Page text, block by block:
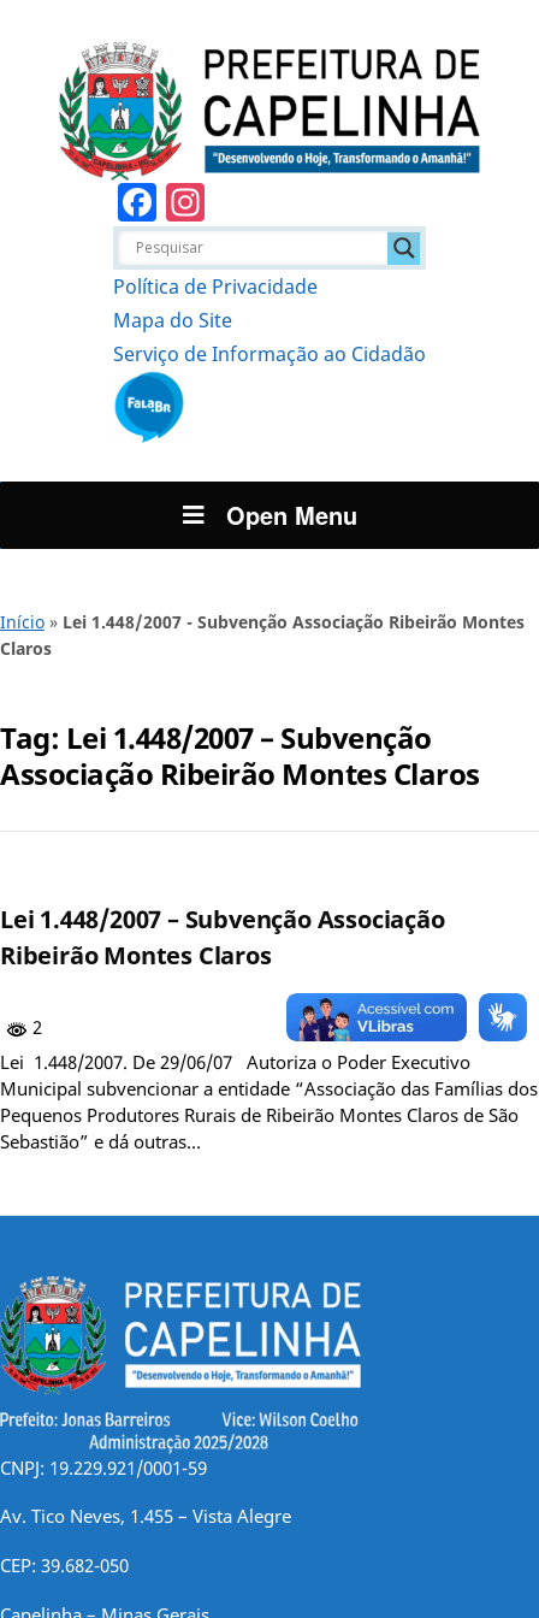
Facebook
Política de Privacidade
Mapa do Site
Serviço de Informação ao Cidadão
Open Menu
Início » Lei 1.448/2007 - Subvenção Associação Ribeirão Montes
Claros
Tag: Lei 1.448/2007 – Subvenção
Associação Ribeirão Montes Claros
Lei 1.448/2007 – Subvenção Associação
Ribeirão Montes Claros
2
Lei 1.448/2007. De 29/06/07 Autoriza o Poder Executivo
Municipal subvencionar a entidade “Associação das Famílias dos
Pequenos Produtores Rurais de Ribeirão Montes Claros de São
Sebastião” e dá outras…
CNPJ: 19.229.921/0001-59
Av. Tico Neves, 1.455 – Vista Alegre
CEP: 39.682-050